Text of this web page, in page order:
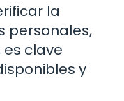
la
personales,
clave
y